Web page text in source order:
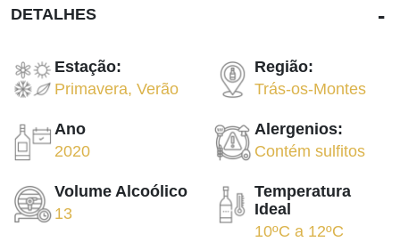
DETALHES -
Estação:
Primavera,Verão
Região:
Trás-os-Montes
Ano
2020
Alergenios:
Contém sulfitos
Volume Alcoólico
13
Temperatura
Ideal
10ºC a 12ºC